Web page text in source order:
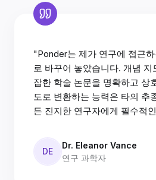
"Ponder는 제가 연구에 접근
로 바꾸어 놓았습니다. 개념
잡한 학술 논문을 명확하고 상
도로 변환하는 능력은 타의 추
든 진지한 연구자에게 필수적
DE
Dr. Eleanor Vance
연구 과학자